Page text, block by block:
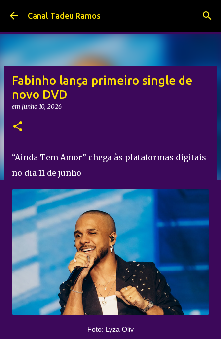
Pular para o conteúdo principal
Canal Tadeu Ramos
Fabinho lança primeiro single de
novo DVD
em junho 10, 2026
“Ainda Tem Amor” chega às plataformas digitais
no dia 11 de junho
Foto: Lyza Oliv